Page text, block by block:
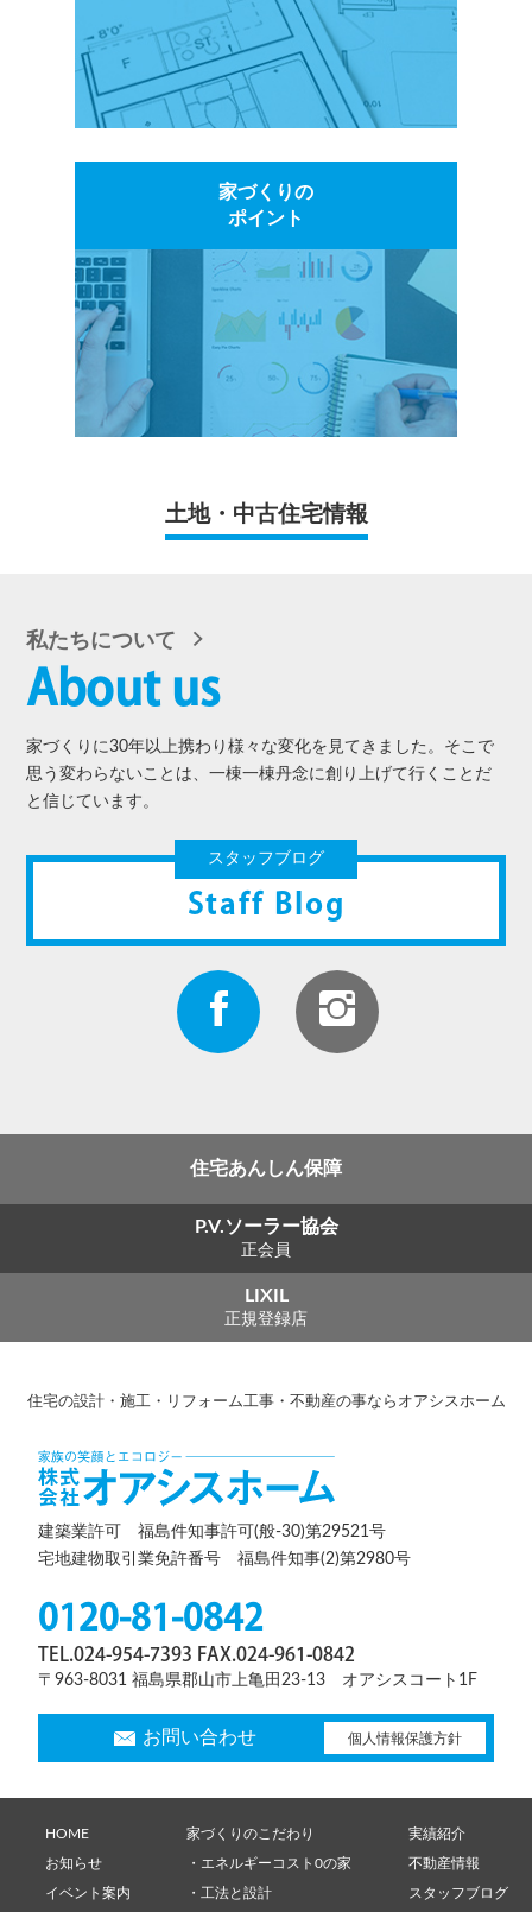
家づくりの
ポイント
土地・中古住宅情報
私たちについて
About us
家づくりに30年以上携わり様々な変化を見てきました。そこで
思う変わらないことは、一棟一棟丹念に創り上げて行くことだ
と信じています。
スタッフブログ
Staff Blog
住宅あんしん保障
P.V.ソーラー協会
正会員
LIXIL
正規登録店
住宅の設計・施工・リフォーム工事・不動産の事ならオアシスホーム
建築業許可 福島件知事許可(般-30)第29521号
宅地建物取引業免許番号 福島件知事(2)第2980号
0120-81-0842
TEL.024-954-7393 FAX.024-961-0842
〒963-8031 福島県郡山市上亀田23-13 オアシスコート1F
お問い合わせ 個人情報保護方針
HOME
お知らせ
イベント案内
家づくりのこだわり
・エネルギーコスト0の家
・工法と設計
実績紹介
不動産情報
スタッフブログ